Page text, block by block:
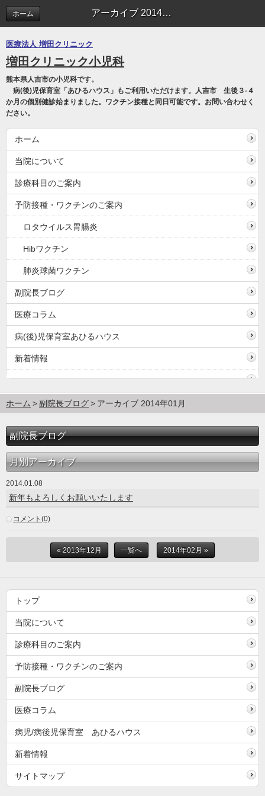
アーカイブ 2014年01月 | 副院長ブログ
ホーム
医療法人 増田クリニック
増田クリニック小児科
熊本県人吉市の小児科です。
病(後)児保育室「あひるハウス」もご利用いただけます。人吉市 生後３-４
か月の個別健診始まりました。ワクチン接種と同日可能です。お問い合わせく
ださい。
ホーム
当院について
診療科目のご案内
予防接種・ワクチンのご案内
ロタウイルス胃腸炎
Hibワクチン
肺炎球菌ワクチン
副院長ブログ
医療コラム
病(後)児保育室あひるハウス
新着情報
ホーム 副院長ブログ アーカイブ 2014年01月
副院長ブログ
月別アーカイブ
2014.01.08
新年もよろしくお願いいたします
コメント(0)
« 2013年12月 一覧へ 2014年02月 »
トップ
当院について
診療科目のご案内
予防接種・ワクチンのご案内
副院長ブログ
医療コラム
病児/病後児保育室 あひるハウス
新着情報
サイトマップ